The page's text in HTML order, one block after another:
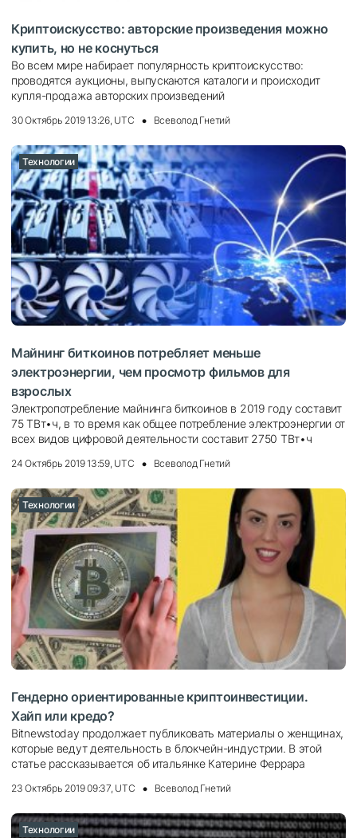
Криптоискусство: авторские произведения можно
купить, но не коснуться
Во всем мире набирает популярность криптоискусство:
проводятся аукционы, выпускаются каталоги и происходит
купля-продажа авторских произведений
30 Октябрь 2019 13:26, UTC Всеволод Гнетий
Технологии
Майнинг биткоинов потребляет меньше
электроэнергии, чем просмотр фильмов для
взрослых
Электропотребление майнинга биткоинов в 2019 году составит
75 ТВт•ч, в то время как общее потребление электроэнергии от
всех видов цифровой деятельности составит 2750 ТВт•ч
24 Октябрь 2019 13:59, UTC Всеволод Гнетий
Технологии
Гендерно ориентированные криптоинвестиции.
Хайп или кредо?
Bitnewstoday продолжает публиковать материалы о женщинах,
которые ведут деятельность в блокчейн-индустрии. В этой
статье рассказывается об итальянке Катерине Феррара
23 Октябрь 2019 09:37, UTC Всеволод Гнетий
Технологии